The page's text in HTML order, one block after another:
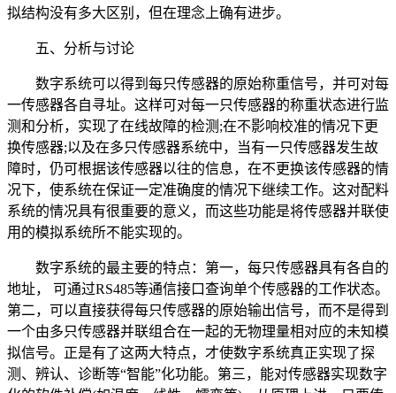
拟结构没有多大区别，但在理念上确有进步。
五、分析与讨论
数字系统可以得到每只传感器的原始称重信号，并可对每
一传感器各自寻址。这样可对每一只传感器的称重状态进行监
测和分析，实现了在线故障的检测;在不影响校准的情况下更
换传感器;以及在多只传感器系统中，当有一只传感器发生故
障时，仍可根据该传感器以往的信息，在不更换该传感器的情
况下，使系统在保证一定准确度的情况下继续工作。这对配料
系统的情况具有很重要的意义，而这些功能是将传感器并联使
用的模拟系统所不能实现的。
数字系统的最主要的特点：第一，每只传感器具有各自的
地址， 可通过RS485等通信接口查询单个传感器的工作状态。
第二，可以直接获得每只传感器的原始输出信号，而不是得到
一个由多只传感器并联组合在一起的无物理量相对应的未知模
拟信号。正是有了这两大特点，才使数字系统真正实现了探
测、辨认、诊断等“智能”化功能。第三，能对传感器实现数字